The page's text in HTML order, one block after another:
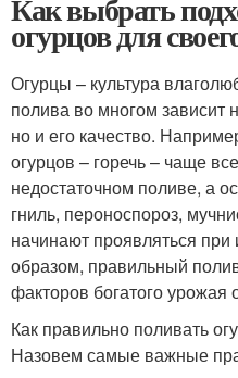
Как выбрать
огурцов для
Огурцы – культура
полива во многом зависит
но и его качество.
огурцов – горечь – чаще
недостаточном поливе, а
гниль, пероноспороз,
начинают проявляться при
образом, правильный
факторов богатого урожая
Как правильно поливать
Назовем самые важные